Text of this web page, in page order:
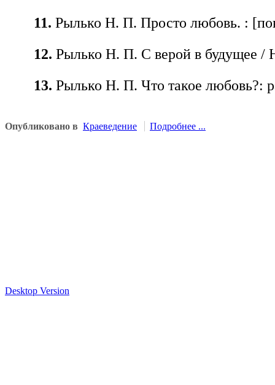
11. Рылько Н. П. Просто любовь. :
12. Рылько Н. П. С верой в будущее
13. Рылько Н. П. Что такое любовь?:
Опубликовано в Краеведение Подробнее ...
Desktop Version